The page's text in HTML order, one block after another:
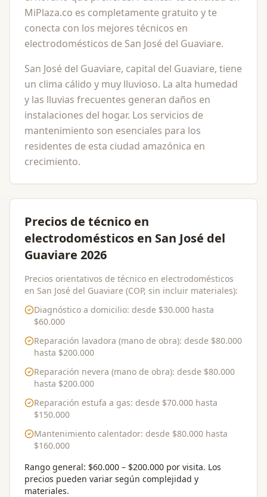
MiPlaza.co es completamente gratuito y te
conecta con los mejores técnicos en
electrodomésticos de San José del Guaviare.
San José del Guaviare, capital del Guaviare, tiene
un clima cálido y muy lluvioso. La alta humedad
y las lluvias frecuentes generan daños en
instalaciones del hogar. Los servicios de
mantenimiento son esenciales para los
residentes de esta ciudad amazónica en
crecimiento.
Precios de técnico en
electrodomésticos en San José del
Guaviare 2026
Precios orientativos de técnico en electrodomésticos
en San José del Guaviare (COP, sin incluir materiales):
Diagnóstico a domicilio: desde $30.000 hasta
$60.000
Reparación lavadora (mano de obra): desde $80.000
hasta $200.000
Reparación nevera (mano de obra): desde $80.000
hasta $200.000
Reparación estufa a gas: desde $70.000 hasta
$150.000
Mantenimiento calentador: desde $80.000 hasta
$160.000
Rango general: $60.000 – $200.000 por visita. Los
precios pueden variar según complejidad y
materiales.